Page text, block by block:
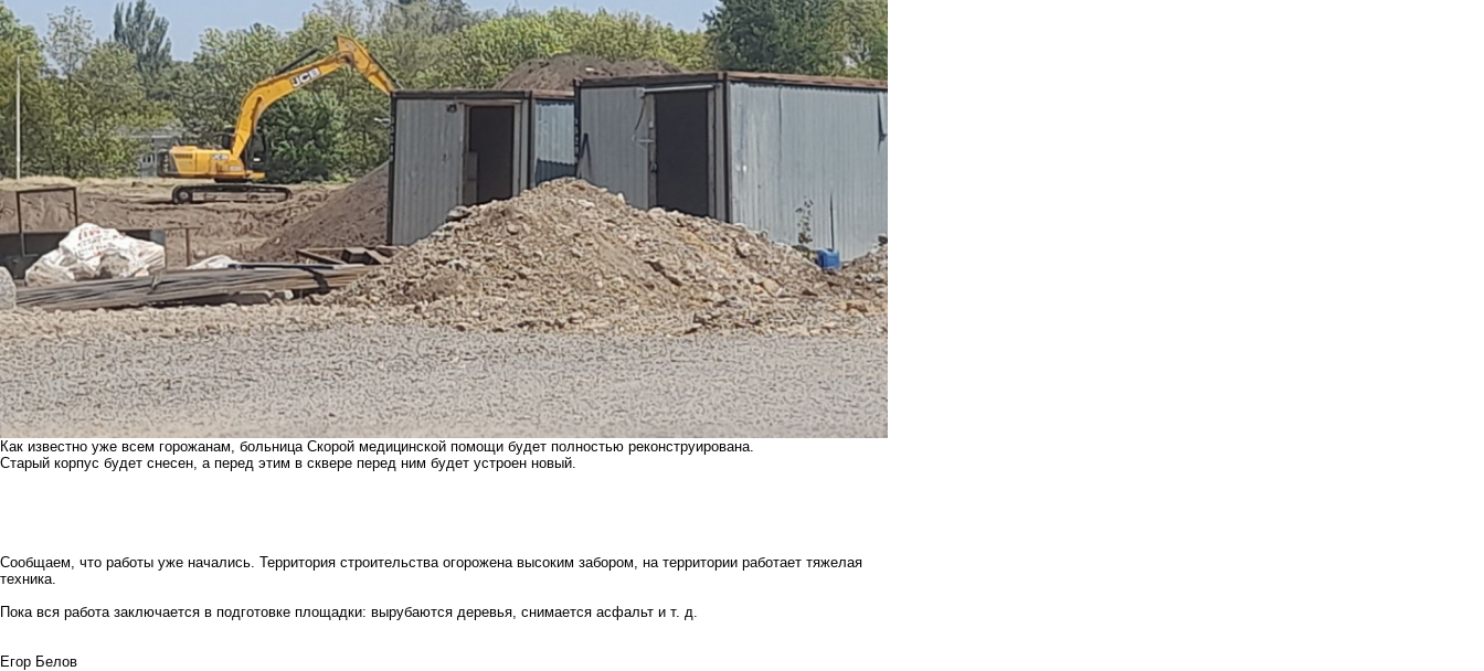
Как известно уже всем горожанам, больница Скорой медицинской помощи будет полностью реконструирована.
Старый корпус будет снесен, а перед этим в сквере перед ним будет устроен новый.
Сообщаем, что работы уже начались. Территория строительства огорожена высоким забором, на территории работает тяжелая
техника.
Пока вся работа заключается в подготовке площадки: вырубаются деревья, снимается асфальт и т. д.
Егор Белов